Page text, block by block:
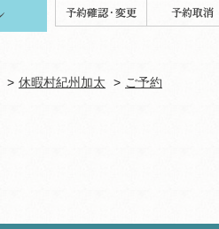
休暇村紀州加太 ご予約